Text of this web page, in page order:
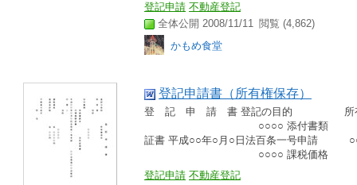
登記申請 不動産登記
全体公開 2008/11/11 閲覧 (4,862)
かもめ食堂
登記申請書（所有権保存）
登 記 申 請 書 登記の目的 所
○○○○ 添付書類 申請
証書 平成○○年○月○日法百条一号申
○○○○ 課税価
登記申請 不動産登記